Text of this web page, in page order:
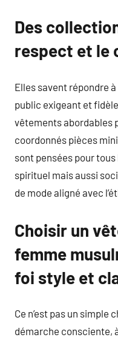
Des
respect et le
Elles savent répondre
public exigeant et
vêtements abordables
coordonnés pièces
sont pensées pour
spirituel mais aussi
de mode aligné avec
Choisir un
femme
foi style et
Ce n’est pas un simple
démarche consciente,